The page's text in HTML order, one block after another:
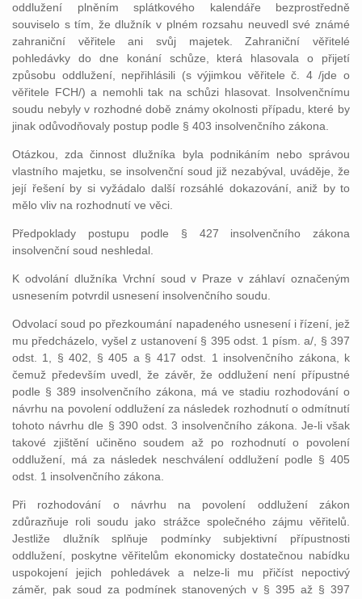
oddlužení plněním splátkového kalendáře bezprostředně
souviselo s tím, že dlužník v plném rozsahu neuvedl své známé
zahraniční věřitele ani svůj majetek. Zahraniční věřitelé
pohledávky do dne konání schůze, která hlasovala o přijetí
způsobu oddlužení, nepřihlásili (s výjimkou věřitele č. 4 /jde o
věřitele FCH/) a nemohli tak na schůzi hlasovat. Insolvenčnímu
soudu nebyly v rozhodné době známy okolnosti případu, které by
jinak odůvodňovaly postup podle § 403 insolvenčního zákona.
Otázkou, zda činnost dlužníka byla podnikáním nebo správou
vlastního majetku, se insolvenční soud již nezabýval, uváděje, že
její řešení by si vyžádalo další rozsáhlé dokazování, aniž by to
mělo vliv na rozhodnutí ve věci.
Předpoklady postupu podle § 427 insolvenčního zákona
insolvenční soud neshledal.
K odvolání dlužníka Vrchní soud v Praze v záhlaví označeným
usnesením potvrdil usnesení insolvenčního soudu.
Odvolací soud po přezkoumání napadeného usnesení i řízení, jež
mu předcházelo, vyšel z ustanovení § 395 odst. 1 písm. a/, § 397
odst. 1, § 402, § 405 a § 417 odst. 1 insolvenčního zákona, k
čemuž především uvedl, že závěr, že oddlužení není přípustné
podle § 389 insolvenčního zákona, má ve stadiu rozhodování o
návrhu na povolení oddlužení za následek rozhodnutí o odmítnutí
tohoto návrhu dle § 390 odst. 3 insolvenčního zákona. Je-li však
takové zjištění učiněno soudem až po rozhodnutí o povolení
oddlužení, má za následek neschválení oddlužení podle § 405
odst. 1 insolvenčního zákona.
Při rozhodování o návrhu na povolení oddlužení zákon
zdůrazňuje roli soudu jako strážce společného zájmu věřitelů.
Jestliže dlužník splňuje podmínky subjektivní přípustnosti
oddlužení, poskytne věřitelům ekonomicky dostatečnou nabídku
uspokojení jejich pohledávek a nelze-li mu přičíst nepoctivý
záměr, pak soud za podmínek stanovených v § 395 až § 397